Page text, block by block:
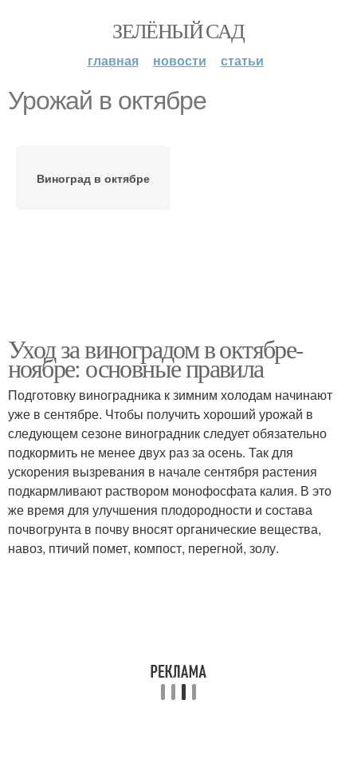
ЗЕЛЁНЫЙ САД
главная новости статьи
Урожай в октябре
Виноград в октябре
Уход за виноградом в октябре-
ноябре: основные правила
Подготовку виноградника к зимним холодам начинают
уже в сентябре. Чтобы получить хороший урожай в
следующем сезоне виноградник следует обязательно
подкормить не менее двух раз за осень. Так для
ускорения вызревания в начале сентября растения
подкармливают раствором монофосфата калия. В это
же время для улучшения плодородности и состава
почвогрунта в почву вносят органические вещества,
навоз, птичий помет, компост, перегной, золу.